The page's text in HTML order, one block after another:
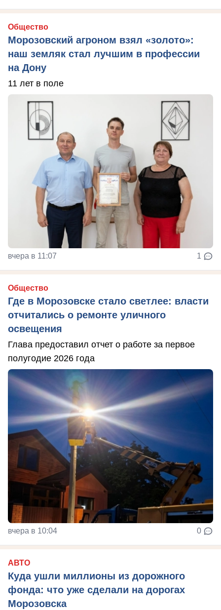
Общество
Морозовский агроном взял «золото»:
наш земляк стал лучшим в профессии
на Дону
11 лет в поле
вчера в 11:07 1
Общество
Где в Морозовске стало светлее: власти
отчитались о ремонте уличного
освещения
Глава предоставил отчет о работе за первое
полугодие 2026 года
вчера в 10:04 0
АВТО
Куда ушли миллионы из дорожного
фонда: что уже сделали на дорогах
Морозовска